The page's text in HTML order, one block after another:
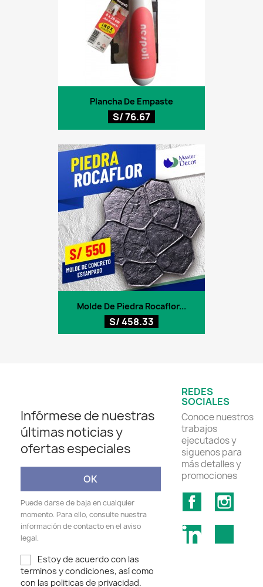
Plancha De Empaste
S/ 76.67
Molde De Piedra Rocaflor...
S/ 458.33
Infórmese de nuestras
últimas noticias y
ofertas especiales
Puede darse de baja en cualquier
momento. Para ello, consulte nuestra
información de contacto en el aviso
legal.
Estoy de acuerdo con las
terminos y condiciones, así como
con las politicas de privacidad.
REDES
SOCIALES
Conoce nuestros
trabajos
ejecutados y
siguenos para
más detalles y
promociones
Facebook
LinkedIn